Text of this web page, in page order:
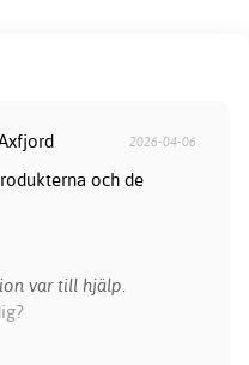
2026-04-06
och de
var till hjälp.